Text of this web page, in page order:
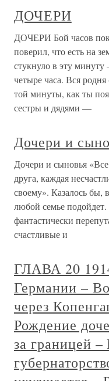
ДОЧЕРИ
ДОЧЕРИ Бой часов
поверил, что есть на
стукнуло в эту
четыре часа. Вся
той минуты, как ты
сестры и дядями —
Дочери и
Дочери и сыновья
друга, каждая
своему». Казалось бы,
любой семье подойдет.
фантастически
счастливые и
ГЛАВА 20
Германии –
через
Рождение
за границей